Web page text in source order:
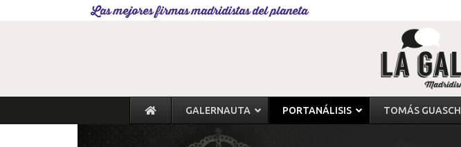
Las mejores firmas madridistas del planeta
GALERNAUTA PORTANÁLISIS TOMÁS GUASCH